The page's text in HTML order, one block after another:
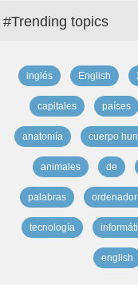
#Trending topics
inglés English
capitales países
anatomía cuerpo
animales de
palabras
tecnología
english